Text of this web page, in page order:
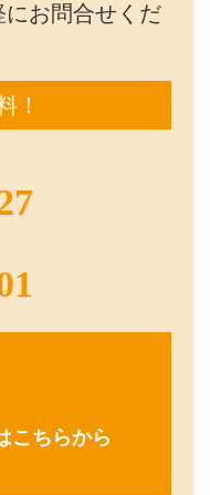
お問合せくだ
！
こちらから